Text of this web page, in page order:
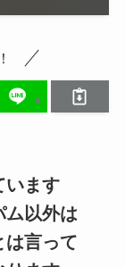
います
ム以外は
は言って